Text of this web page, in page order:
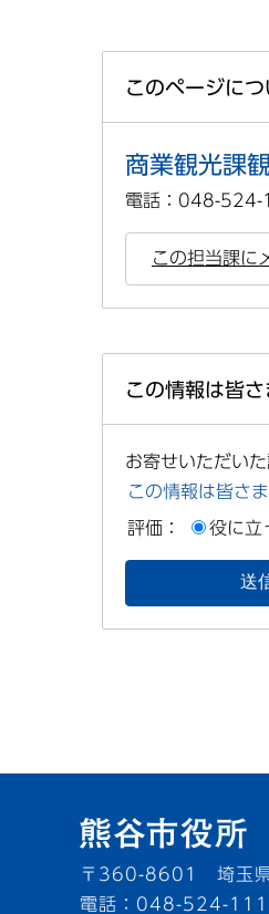
このページに
商業観光課
電話：048-
この担当課に
この情報は皆
お寄せいただい
この情報は皆さ
評価： 役に立
〒360-8601 埼玉県
電話：048-524-